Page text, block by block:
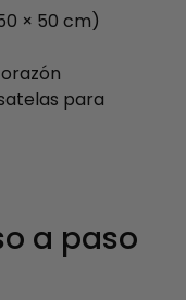
× 50 cm)
para
a paso